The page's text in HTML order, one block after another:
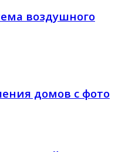
воздушного
домов с фото